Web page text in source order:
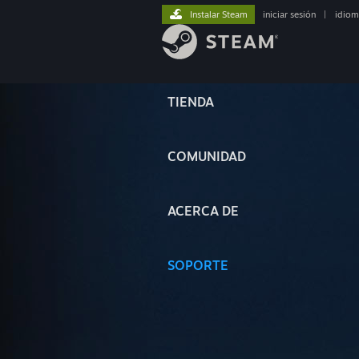
TIENDA
COMUNIDAD
ACERCA DE
SOPORTE
Instalar Steam iniciar sesión